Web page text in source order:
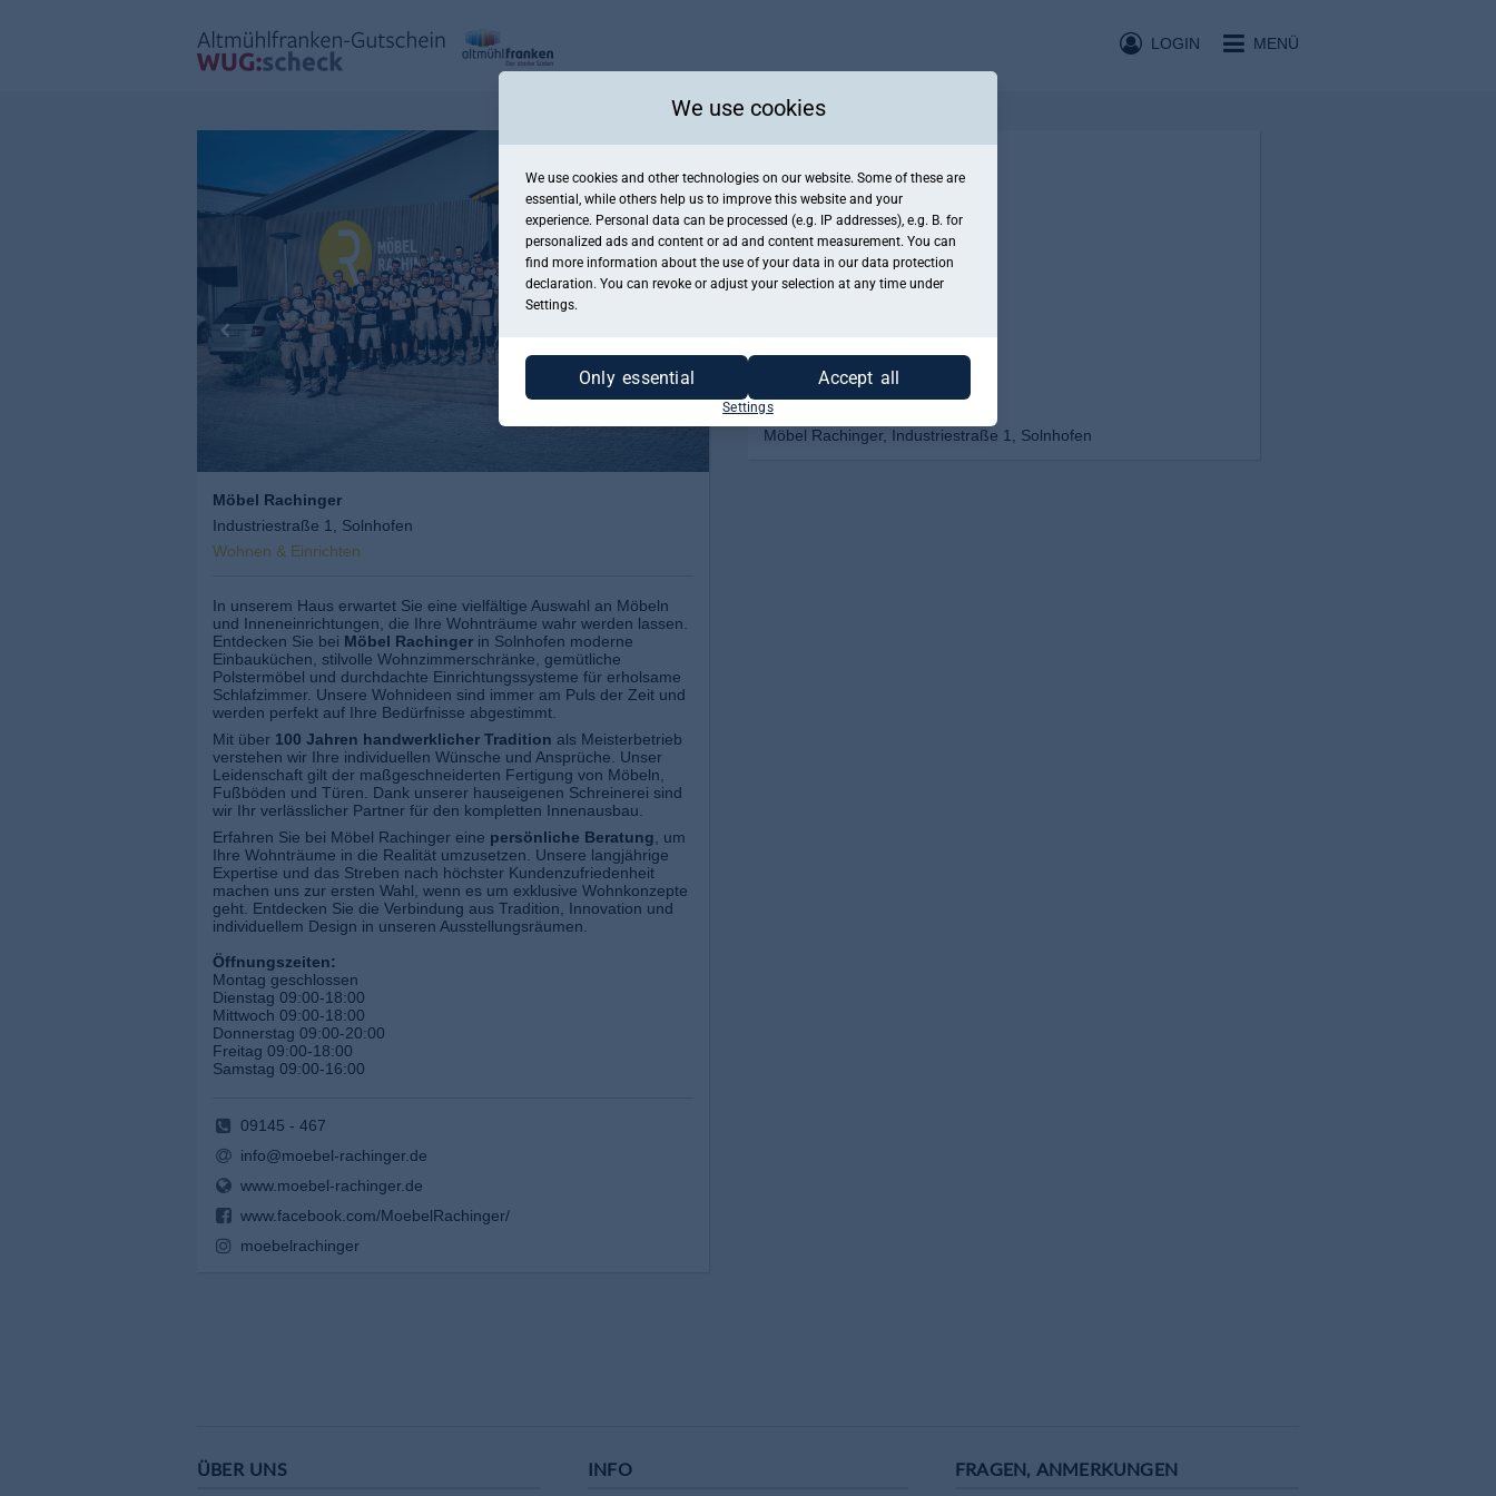
MENÜ
LOGIN
Möbel Rachinger
Industriestraße 1, Solnhofen
Wohnen & Einrichten
In unserem Haus erwartet Sie eine vielfältige Auswahl an Möbeln
und Inneneinrichtungen, die Ihre Wohnträume wahr werden lassen.
Entdecken Sie bei Möbel Rachinger in Solnhofen moderne
Einbauküchen, stilvolle Wohnzimmerschränke, gemütliche
Polstermöbel und durchdachte Einrichtungssysteme für erholsame
Schlafzimmer. Unsere Wohnideen sind immer am Puls der Zeit und
werden perfekt auf Ihre Bedürfnisse abgestimmt.
Mit über 100 Jahren handwerklicher Tradition als Meisterbetrieb
verstehen wir Ihre individuellen Wünsche und Ansprüche. Unser
Leidenschaft gilt der maßgeschneiderten Fertigung von Möbeln,
Fußböden und Türen. Dank unserer hauseigenen Schreinerei sind
wir Ihr verlässlicher Partner für den kompletten Innenausbau.
Erfahren Sie bei Möbel Rachinger eine persönliche Beratung , um
Ihre Wohnträume in die Realität umzusetzen. Unsere langjährige
Expertise und das Streben nach höchster Kundenzufriedenheit
machen uns zur ersten Wahl, wenn es um exklusive Wohnkonzepte
geht. Entdecken Sie die Verbindung aus Tradition, Innovation und
individuellem Design in unseren Ausstellungsräumen.
Öffnungszeiten:
Montag geschlossen
Dienstag 09:00-18:00
Mittwoch 09:00-18:00
Donnerstag 09:00-20:00
Freitag 09:00-18:00
Samstag 09:00-16:00
09145 - 467
info@moebel-rachinger.de
www.moebel-rachinger.de
www.facebook.com/MoebelRachinger/
moebelrachinger
Möbel Rachinger, Industriestraße 1, Solnhofen
ÜBER UNS INFO FRAGEN, ANMERKUNGEN
We use cookies
We use cookies and other technologies on our website. Some of these are
essential, while others help us to improve this website and your
experience. Personal data can be processed (e.g. IP addresses), e.g. B. for
personalized ads and content or ad and content measurement. You can
find more information about the use of your data in our data protection
declaration. You can revoke or adjust your selection at any time under
Settings.
Only essential Accept all
Settings